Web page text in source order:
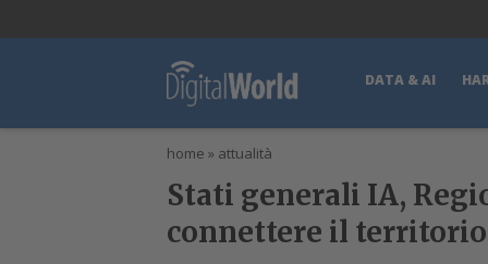
DATA & AI
home » attualità
Stati generali IA,
connettere il territorio